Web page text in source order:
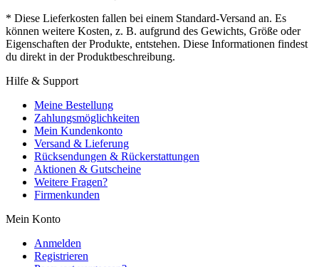
* Diese Lieferkosten fallen bei einem Standard-Versand an. Es
können weitere Kosten, z. B. aufgrund des Gewichts, Größe oder
Eigenschaften der Produkte, entstehen. Diese Informationen findest
du direkt in der Produktbeschreibung.
Hilfe & Support
Meine Bestellung
Zahlungsmöglichkeiten
Mein Kundenkonto
Versand & Lieferung
Rücksendungen & Rückerstattungen
Aktionen & Gutscheine
Weitere Fragen?
Firmenkunden
Mein Konto
Anmelden
Registrieren